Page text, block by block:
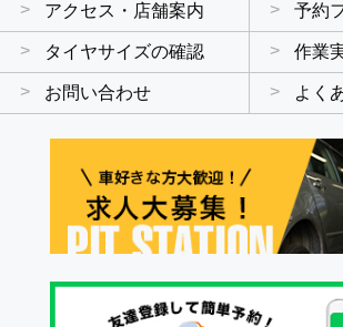
アクセス・店舗案内 予約
タイヤサイズの確認 作業
お問い合わせ よく